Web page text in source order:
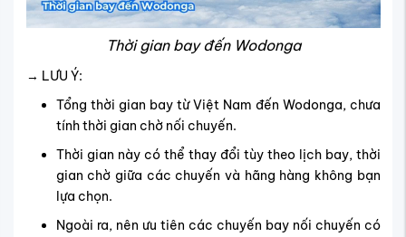
Thời gian bay đến Wodonga
→ LƯU Ý:
Tổng thời gian bay từ Việt Nam đến Wodonga, chưa
tính thời gian chờ nối chuyến.
Thời gian này có thể thay đổi tùy theo lịch bay, thời
gian chờ giữa các chuyến và hãng hàng không bạn
lựa chọn.
Ngoài ra, nên ưu tiên các chuyến bay nối chuyến có